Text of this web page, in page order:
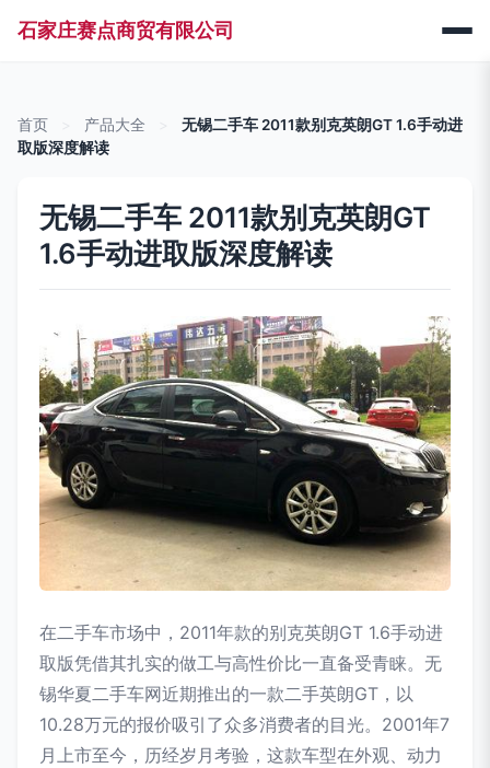
石家庄赛点商贸有限公司
首页 产品大全
无锡二手车 2011款别克英朗GT 1.6手动进
取版深度解读
无锡二手车 2011款别克英朗GT
1.6手动进取版深度解读
在二手车市场中，2011年款的别克英朗GT 1.6手动进
取版凭借其扎实的做工与高性价比一直备受青睐。无
锡华夏二手车网近期推出的一款二手英朗GT，以
10.28万元的报价吸引了众多消费者的目光。2001年7
月上市至今，历经岁月考验，这款车型在外观、动力